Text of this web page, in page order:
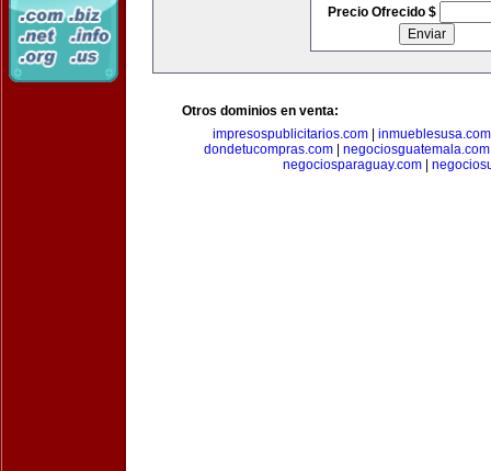
Precio Ofrecido $
Otros dominios en venta:
impresospublicitarios.com
inmueblesusa.com
dondetucompras.com| negociosguatemala.com
negociosparaguay.com